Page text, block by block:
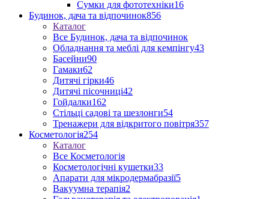
Сумки для фототехніки16
Будинок, дача та відпочинок856
Каталог
Все Будинок, дача та відпочинок
Обладнання та меблі для кемпінгу43
Басейни90
Гамаки62
Дитячі гірки46
Дитячі пісочниці42
Гойдалки162
Стільці садові та шезлонги54
Тренажери для відкритого повітря357
Косметологія254
Каталог
Все Косметологія
Косметологічні кушетки33
Апарати для мікродермабразії5
Вакуумна терапія2